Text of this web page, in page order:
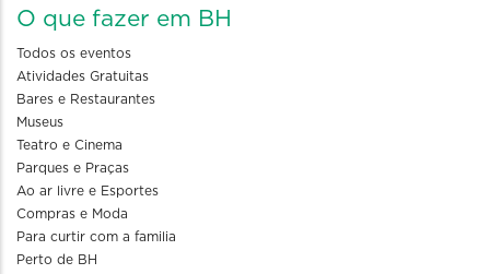
O que fazer em BH
Todos os eventos
Atividades Gratuitas
Bares e Restaurantes
Museus
Teatro e Cinema
Parques e Praças
Ao ar livre e Esportes
Compras e Moda
Para curtir com a familia
Perto de BH